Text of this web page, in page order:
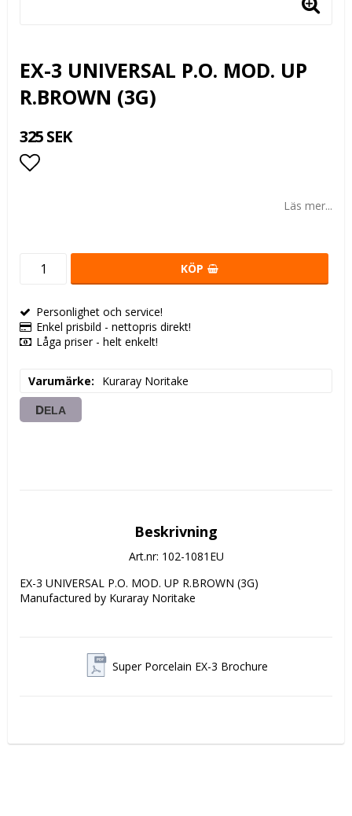
EX-3 UNIVERSAL P.O. MOD. UP
R.BROWN (3G)
325 SEK
Läs mer...
KÖP
Personlighet och service!
Enkel prisbild - nettopris direkt!
Låga priser - helt enkelt!
Varumärke Kuraray Noritake
DELA
Beskrivning
Art.nr: 102-1081EU
EX-3 UNIVERSAL P.O. MOD. UP R.BROWN (3G)
Manufactured by Kuraray Noritake
Super Porcelain EX-3 Brochure